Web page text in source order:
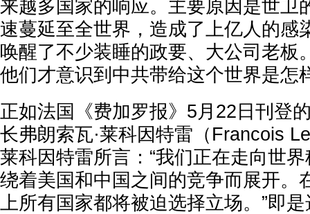
来越多国家的响应。主要原因是世卫
速蔓延至全世界，造成了上亿人的感
唤醒了不少装睡的政要、大公司老板
他们才意识到中共带给这个世界是怎
正如法国《费加罗报》5月22日刊登
长弗朗索瓦·莱科因特雷（Francois
莱科因特雷所言：“我们正在走向世
绕着美国和中国之间的竞争而展开。
上所有国家都将被迫选择立场。”即